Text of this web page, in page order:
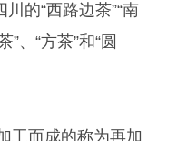
的“西路边茶”“南
”、“方茶”和“圆
工而成的称为再加